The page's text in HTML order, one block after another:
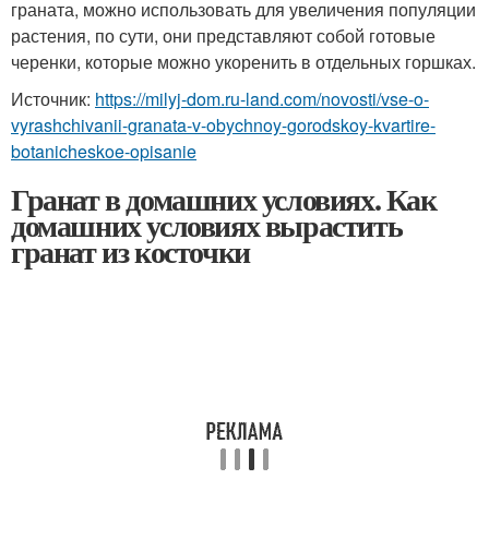
граната, можно использовать для увеличения популяции
растения, по сути, они представляют собой готовые
черенки, которые можно укоренить в отдельных горшках.
Источник: https://milyj-dom.ru-land.com/novosti/vse-o-
vyrashchivanii-granata-v-obychnoy-gorodskoy-kvartire-
botanicheskoe-opisanie
Гранат в домашних условиях. Как
домашних условиях вырастить
гранат из косточки